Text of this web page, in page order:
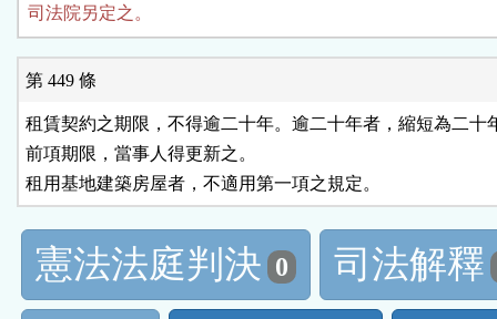
司法院另定之。
第 449 條
租賃契約之期限，不得逾二十年。逾二十年者，縮短為二十
前項期限，當事人得更新之。
租用基地建築房屋者，不適用第一項之規定。
憲法法庭判決 0
司法解釋